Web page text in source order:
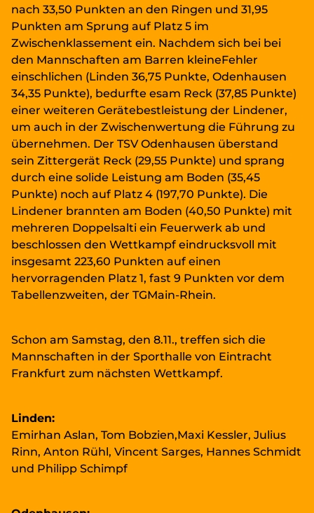
nach 33,50 Punkten an den Ringen und 31,95
Punkten am Sprung auf Platz 5 im
Zwischenklassement ein. Nachdem sich bei bei
den Mannschaften am Barren kleineFehler
einschlichen (Linden 36,75 Punkte, Odenhausen
34,35 Punkte), bedurfte esam Reck (37,85 Punkte)
einer weiteren Gerätebestleistung der Lindener,
um auch in der Zwischenwertung die Führung zu
übernehmen. Der TSV Odenhausen überstand
sein Zittergerät Reck (29,55 Punkte) und sprang
durch eine solide Leistung am Boden (35,45
Punkte) noch auf Platz 4 (197,70 Punkte). Die
Lindener brannten am Boden (40,50 Punkte) mit
mehreren Doppelsalti ein Feuerwerk ab und
beschlossen den Wettkampf eindrucksvoll mit
insgesamt 223,60 Punkten auf einen
hervorragenden Platz 1, fast 9 Punkten vor dem
Tabellenzweiten, der TGMain-Rhein.
Schon am Samstag, den 8.11., treffen sich die
Mannschaften in der Sporthalle von Eintracht
Frankfurt zum nächsten Wettkampf.
Linden:
Emirhan Aslan, Tom Bobzien,Maxi Kessler, Julius
Rinn, Anton Rühl, Vincent Sarges, Hannes Schmidt
und Philipp Schimpf